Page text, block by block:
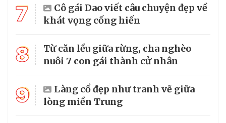
7
Cô gái Dao viết câu chuyện đẹp về
khát vọng cống hiến
8
Từ căn lều giữa rừng, cha nghèo
nuôi 7 con gái thành cử nhân
9
Làng cổ đẹp như tranh vẽ giữa
lòng miền Trung